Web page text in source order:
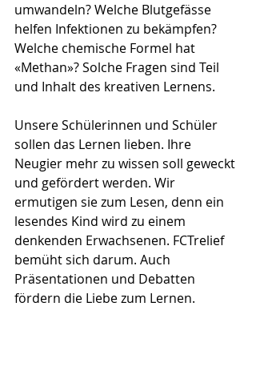
umwandeln? Welche Blutgefässe
helfen Infektionen zu bekämpfen?
Welche chemische Formel hat
«Methan»? Solche Fragen sind Teil
und Inhalt des kreativen Lernens.
Unsere Schülerinnen und Schüler
sollen das Lernen lieben. Ihre
Neugier mehr zu wissen soll geweckt
und gefördert werden. Wir
ermutigen sie zum Lesen, denn ein
lesendes Kind wird zu einem
denkenden Erwachsenen. FCTrelief
bemüht sich darum. Auch
Präsentationen und Debatten
fördern die Liebe zum Lernen.